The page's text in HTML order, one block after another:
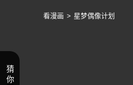
看漫画 > 星梦偶像计划
猜
你